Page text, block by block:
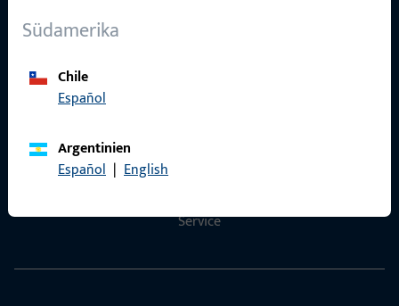
Südamerika
Chile
Español
Argentinien
Español | English
Service